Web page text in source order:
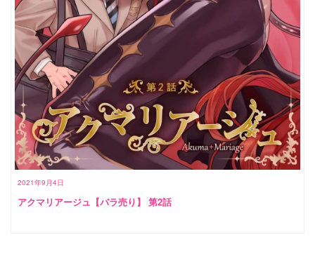
2021年9月4日
アクマリアージュ【バラ売り】 第2話